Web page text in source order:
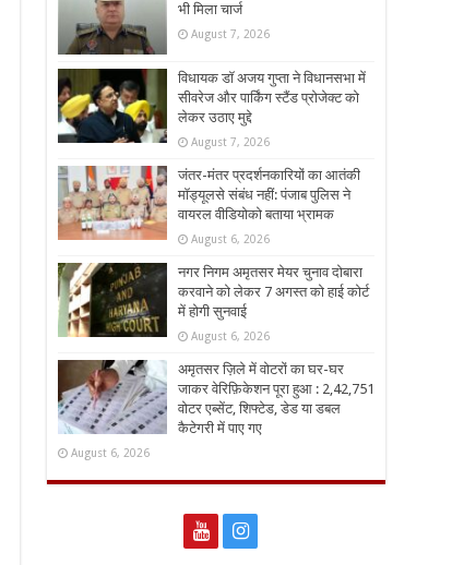
भी मिला चार्ज
August 7, 2026
विधायक डॉ अजय गुप्ता ने विधानसभा में
सीवरेज और पार्किंग स्टैंड प्रोजेक्ट को
लेकर उठाए मुद्दे
August 7, 2026
जंतर-मंतर प्रदर्शनकारियों का आतंकी
मॉड्यूलसे संबंध नहीं: पंजाब पुलिस ने
वायरल वीडियोको बताया भ्रामक
August 6, 2026
नगर निगम अमृतसर मेयर चुनाव दोबारा
करवाने को लेकर 7 अगस्त को हाई कोर्ट
में होगी सुनवाई
August 6, 2026
अमृतसर ज़िले में वोटरों का घर-घर
जाकर वेरिफ़िकेशन पूरा हुआ : 2,42,751
वोटर एब्सेंट, शिफ्टेड, डेड या डबल
कैटेगरी में पाए गए
August 6, 2026